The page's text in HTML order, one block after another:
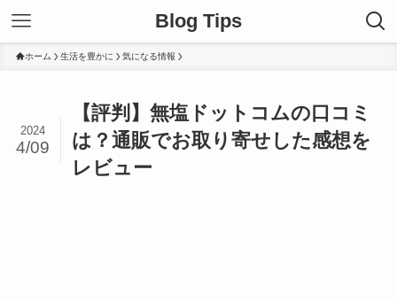
Blog Tips
ホーム 生活を豊かに 気になる情報
【評判】無塩ドットコムの口コミ
は？通販でお取り寄せした感想を
レビュー
2024
4/09